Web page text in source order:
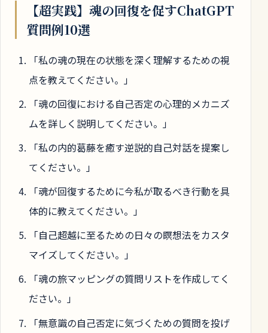
【超実践】魂の回復を促すChatGPT
質問例10選
「私の魂の現在の状態を深く理解するための視
点を教えてください。」
「魂の回復における自己否定の心理的メカニズ
ムを詳しく説明してください。」
「私の内的葛藤を癒す逆説的自己対話を提案し
てください。」
「魂が回復するために今私が取るべき行動を具
体的に教えてください。」
「自己超越に至るための日々の瞑想法をカスタ
マイズしてください。」
「魂の旅マッピングの質問リストを作成してく
ださい。」
「無意識の自己否定に気づくための質問を投げ